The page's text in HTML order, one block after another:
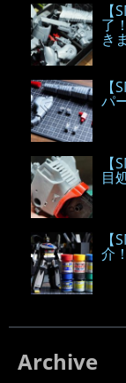
了
き
パ
目
介
Archive